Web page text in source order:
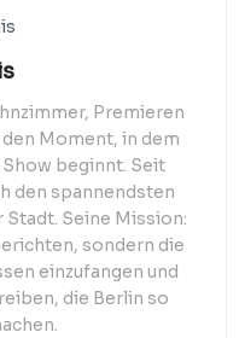
Premieren
Moment, in dem
Show beginnt. Seit
den spannendsten
Seine Mission:
sondern die
einzufangen und
die Berlin so